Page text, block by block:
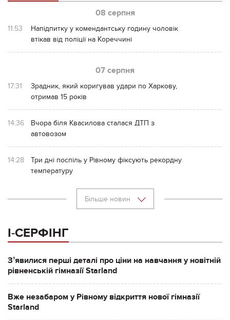
08 серпня
11:53
Напідпитку у комендантську годину чоловік
втікав від поліції на Кореччині
07 серпня
17:31
Зрадник, який коригував удари по Харкову,
отримав 15 років
14:36
Вчора біля Квасилова сталася ДТП з
автовозом
14:28
Три дні поспіль у Рівному фіксують рекордну
температуру
Більше новин
І-СЕРФІНГ
Зʼявилися перші деталі про ціни на навчання у новітній
рівненській гімназії Starland
Вже незабаром у Рівному відкриття нової гімназії
Starland